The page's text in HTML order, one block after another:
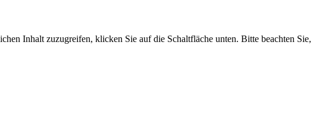
Inhalt zuzugreifen, klicken Sie auf die Schaltfläche unten. Bitte beachten